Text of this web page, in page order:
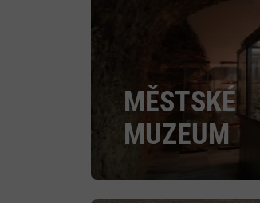
MĚSTSKÉ
MUZEUM